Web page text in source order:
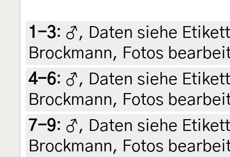
1-3: ♂, Daten siehe
Brockmann, Fotos
4-6: ♂, Daten siehe
Brockmann, Fotos
7-9: ♂, Daten siehe
Brockmann, Fotos